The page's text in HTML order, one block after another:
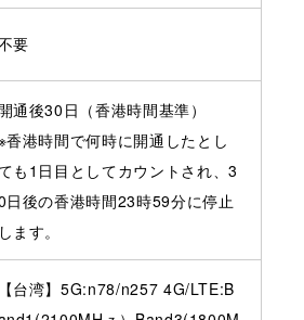
要
通後30日（香港時間基準）
香港時間で何時に開通したとし
も1日目としてカウントされ、3
日後の香港時間23時59分に停止
します。
【台湾】5G:n78/n257 4G/LTE:B